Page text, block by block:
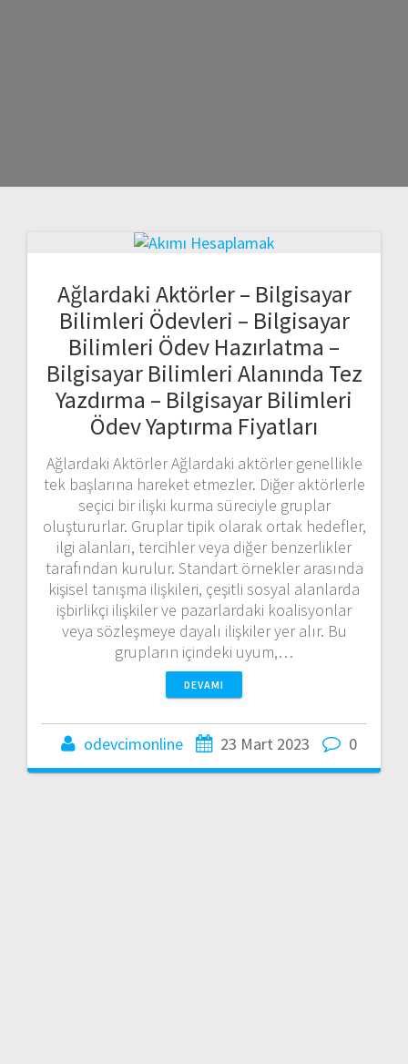
Ağlardaki Aktörler – Bilgisayar
Bilimleri Ödevleri – Bilgisayar
Bilimleri Ödev Hazırlatma –
Bilgisayar Bilimleri Alanında Tez
Yazdırma – Bilgisayar Bilimleri
Ödev Yaptırma Fiyatları
Ağlardaki Aktörler Ağlardaki aktörler genellikle
tek başlarına hareket etmezler. Diğer aktörlerle
seçici bir ilişki kurma süreciyle gruplar
oluştururlar. Gruplar tipik olarak ortak hedefler,
ilgi alanları, tercihler veya diğer benzerlikler
tarafından kurulur. Standart örnekler arasında
kişisel tanışma ilişkileri, çeşitli sosyal alanlarda
işbirlikçi ilişkiler ve pazarlardaki koalisyonlar
veya sözleşmeye dayalı ilişkiler yer alır. Bu
grupların içindeki uyum,…
DEVAMI
odevcimonline 23 Mart 2023 0